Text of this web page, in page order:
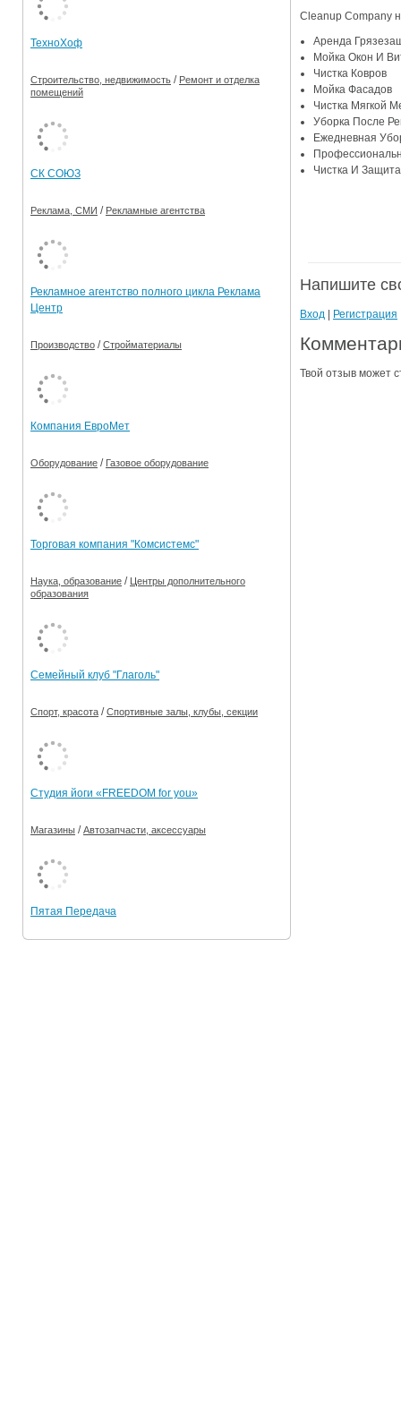
Ограничения движения транспорта на майские
Электронные транспортные карты
Cleanup Company
Аренда
Мойка Окон И
Чистка Ковров
Мойка Фасадов
Чистка Мягкой
Уборка После
Ежедневная
Чистка И
Напишите
Вход Регистрация
Твой отзыв может
ТехноХоф
Строительство, недвижимость / Ремонт и отделка
помещений
СК СОЮЗ
Реклама, СМИ / Рекламные агентства
Рекламное агентство полного цикла Реклама
Центр
Производство /Стройматериалы
Компания ЕвроМет
Оборудование / Газовое оборудование
Торговая компания "Комсистемс"
Наука, образование / Центры дополнительного
образования
Семейный клуб "Глаголь"
Спорт, красота /Спортивные залы, клубы, секции
Студия йоги «FREEDOM for you»
Магазины /Автозапчасти, аксессуары
Пятая Передача